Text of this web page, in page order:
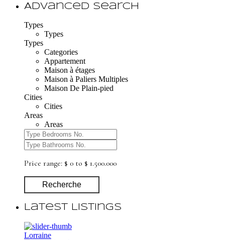
Advanced Search
Types
Types
Types
Categories
Appartement
Maison à étages
Maison à Paliers Multiples
Maison De Plain-pied
Cities
Cities
Areas
Areas
Price range: $ 0 to $ 1.500.000
Recherche
Latest Listings
Lorraine